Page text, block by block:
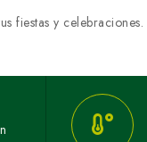
fiestas y celebraciones.